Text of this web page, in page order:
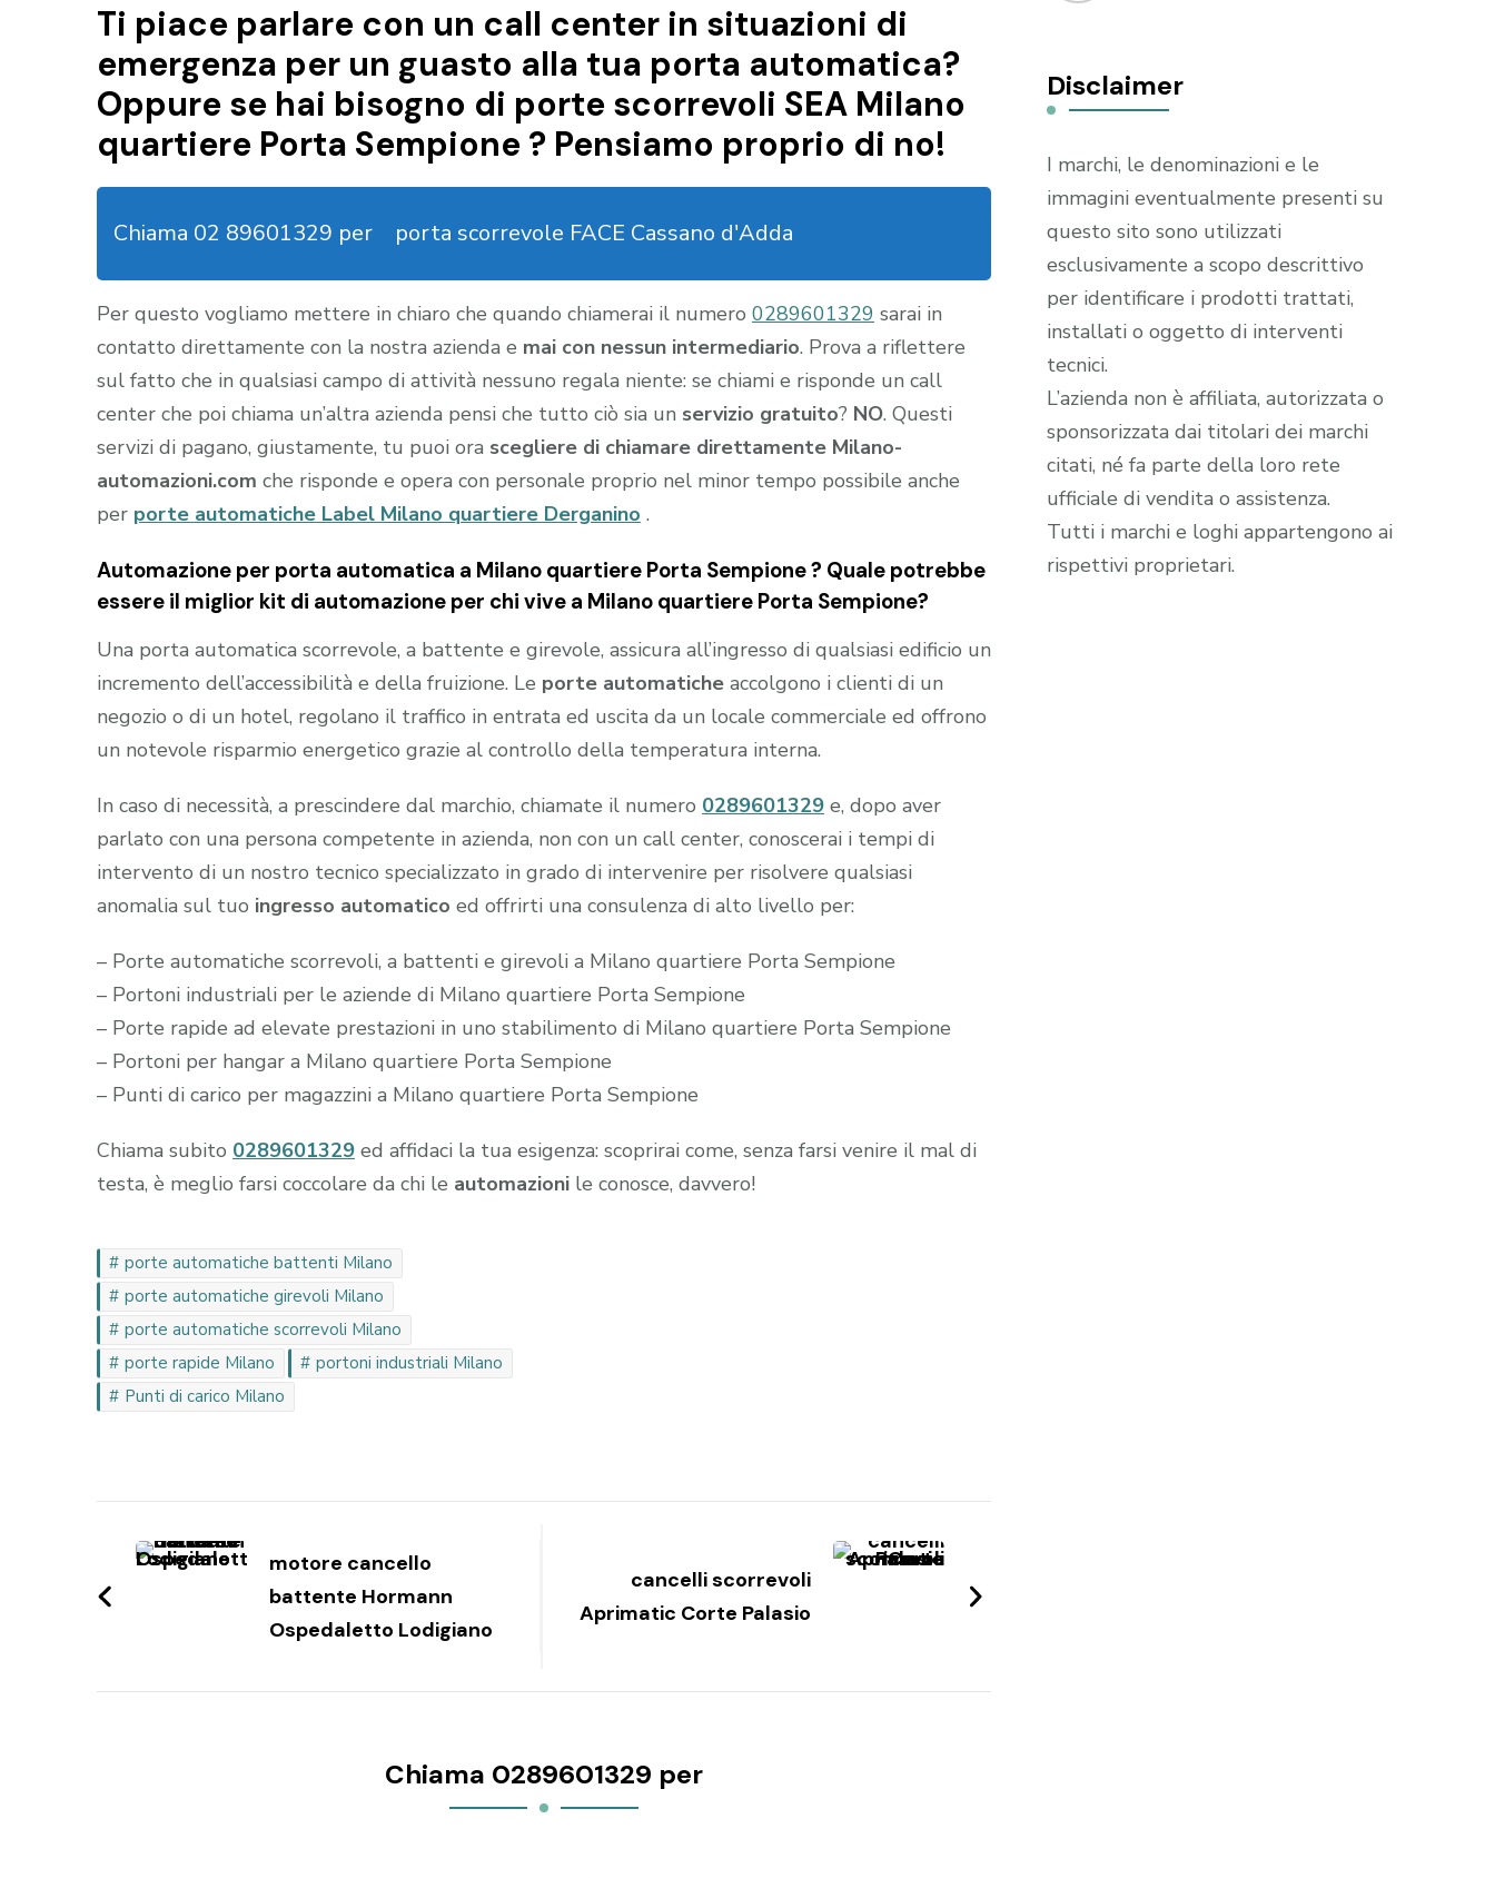
Ti piace parlare con un call center in situazioni di
emergenza per un guasto alla tua porta automatica?
Oppure se hai bisogno di porte scorrevoli SEA Milano
quartiere Porta Sempione ? Pensiamo proprio di no!
Chiama 02 89601329 per porta scorrevole FACE Cassano d'Adda
Per questo vogliamo mettere in chiaro che quando chiamerai il numero 0289601329 sarai in
contatto direttamente con la nostra azienda e mai con nessun intermediario. Prova a riflettere
sul fatto che in qualsiasi campo di attività nessuno regala niente: se chiami e risponde un call
center che poi chiama un’altra azienda pensi che tutto ciò sia un servizio gratuito? NO. Questi
servizi di pagano, giustamente, tu puoi ora scegliere di chiamare direttamente Milano-
automazioni.com che risponde e opera con personale proprio nel minor tempo possibile anche
per porte automatiche Label Milano quartiere Derganino .
Automazione per porta automatica a Milano quartiere Porta Sempione ? Quale potrebbe
essere il miglior kit di automazione per chi vive a Milano quartiere Porta Sempione?
Una porta automatica scorrevole, a battente e girevole, assicura all’ingresso di qualsiasi edificio un
incremento dell’accessibilità e della fruizione. Le porte automatiche accolgono i clienti di un
negozio o di un hotel, regolano il traffico in entrata ed uscita da un locale commerciale ed offrono
un notevole risparmio energetico grazie al controllo della temperatura interna.
In caso di necessità, a prescindere dal marchio, chiamate il numero 0289601329 e, dopo aver
parlato con una persona competente in azienda, non con un call center, conoscerai i tempi di
intervento di un nostro tecnico specializzato in grado di intervenire per risolvere qualsiasi
anomalia sul tuo ingresso automatico ed offrirti una consulenza di alto livello per:
– Porte automatiche scorrevoli, a battenti e girevoli a Milano quartiere Porta Sempione
– Portoni industriali per le aziende di Milano quartiere Porta Sempione
– Porte rapide ad elevate prestazioni in uno stabilimento di Milano quartiere Porta Sempione
– Portoni per hangar a Milano quartiere Porta Sempione
– Punti di carico per magazzini a Milano quartiere Porta Sempione
Chiama subito 0289601329 ed affidaci la tua esigenza: scoprirai come, senza farsi venire il mal di
testa, è meglio farsi coccolare da chi le automazioni le conosce, davvero!
porte automatiche battenti Milano
porte automatiche girevoli Milano
porte automatiche scorrevoli Milano
porte rapide Milano
portoni industriali Milano
Punti di carico Milano
articoli
motore cancello
battente Hormann
Ospedaletto Lodigiano
cancelli scorrevoli
Aprimatic Corte Palasio
Chiama 0289601329 per
Disclaimer
I marchi, le denominazioni e le
immagini eventualmente presenti su
questo sito sono utilizzati
esclusivamente a scopo descrittivo
per identificare i prodotti trattati,
installati o oggetto di interventi
tecnici.
L’azienda non è affiliata, autorizzata o
sponsorizzata dai titolari dei marchi
citati, né fa parte della loro rete
ufficiale di vendita o assistenza.
Tutti i marchi e loghi appartengono ai
rispettivi proprietari.